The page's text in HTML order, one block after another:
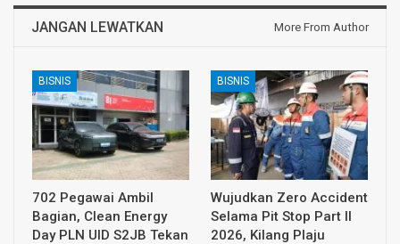
JANGAN LEWATKAN More From Author
BISNIS
702 Pegawai Ambil
Bagian, Clean Energy
Day PLN UID S2JB Tekan
BISNIS
Wujudkan Zero Accident
Selama Pit Stop Part II
2026, Kilang Plaju